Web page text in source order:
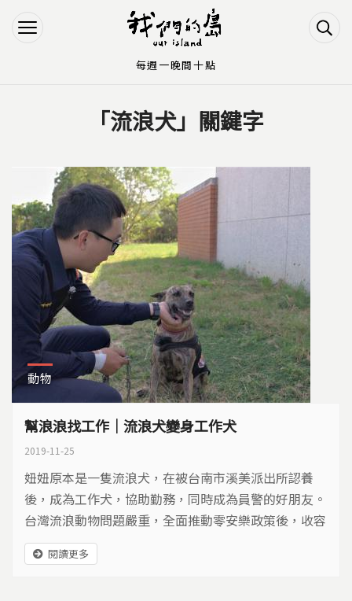
Jump to Navigation
Jump to Main content
「流浪犬」關鍵字
動物
幫浪浪找工作｜流浪犬變身工作犬
2019-11-25
妞妞原本是一隻流浪犬，在被台南市溪美派出所認養
後，成為工作犬，協助勤務，同時成為員警的好朋友。
台灣流浪動物問題嚴重，全面推動零安樂政策後，收容
所多數爆滿。於是，透過職業訓練，媒合適當的工作環
境，擴大認養範圍，幫助流浪動物找到新的家園。
閱讀更多
每週一晚間十點